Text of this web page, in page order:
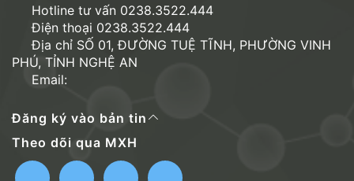
Hotline tư vấn 0238.3522.444
Điện thoại 0238.3522.444
Địa chỉ SỐ 01, ĐƯỜNG TUỆ TĨNH, PHƯỜNG VINH
PHÚ, TỈNH NGHỆ AN
Email:
Đăng ký vào bản tin
Theo dõi qua MXH